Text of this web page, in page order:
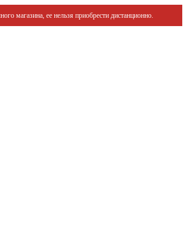
магазина, ее нельзя приобрести дистанционно.